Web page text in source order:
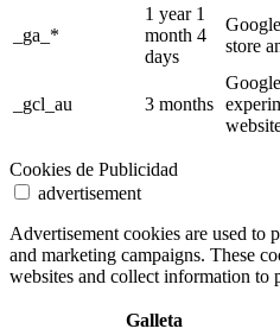
_ga_*
1 year 1
month 4
days
store
_gcl_au 3 months
Cookies de Publicidad
advertisement
Advertisement cookies are used to
and marketing campaigns. These
websites and collect information to
Galleta